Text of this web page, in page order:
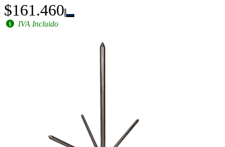
$161.460
IVA Incluido